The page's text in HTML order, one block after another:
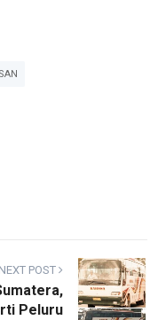
NEXT POST
Peluru